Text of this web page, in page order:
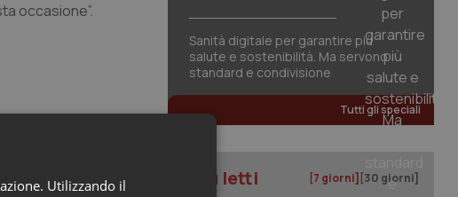
occasione”.
Sanità digitale per garantire più
salute e sostenibilità. Ma servono
standard e condivisione
Tutti gli speciali
I più letti [7 giorni] [30 giorni]
Utilizzando il